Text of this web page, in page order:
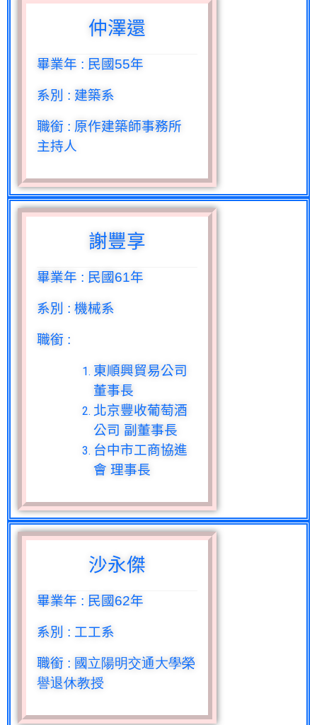
仲澤還
畢業年 : 民國55年
系別 : 建築系
職銜 : 原作建築師事務所
主持人
謝豐享
畢業年 : 民國61年
系別 : 機械系
職銜 :
東順興貿易公司
董事長
北京豐收葡萄酒
公司 副董事長
台中市工商協進
會 理事長
沙永傑
畢業年 : 民國62年
系別 : 工工系
職銜 : 國立陽明交通大學榮
譽退休教授